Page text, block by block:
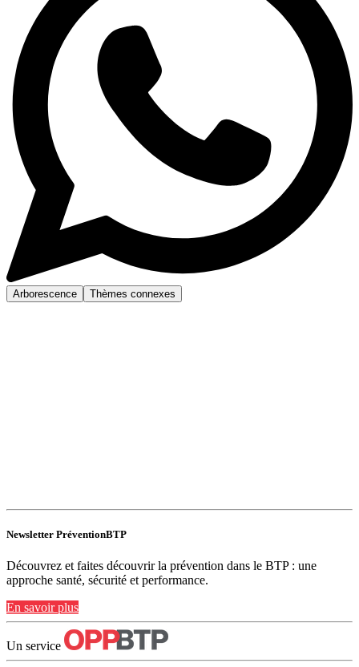
Arborescence Thèmes connexes
Newsletter PréventionBTP
Découvrez et faites découvrir la prévention dans le BTP : une
approche santé, sécurité et performance.
En savoir plus
Un service